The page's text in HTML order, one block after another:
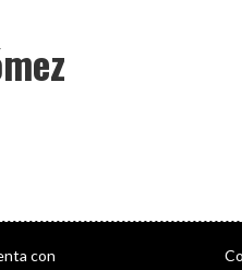
con